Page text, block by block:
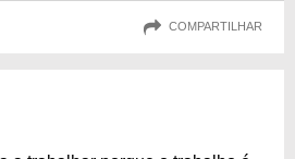
COMPARTILHAR